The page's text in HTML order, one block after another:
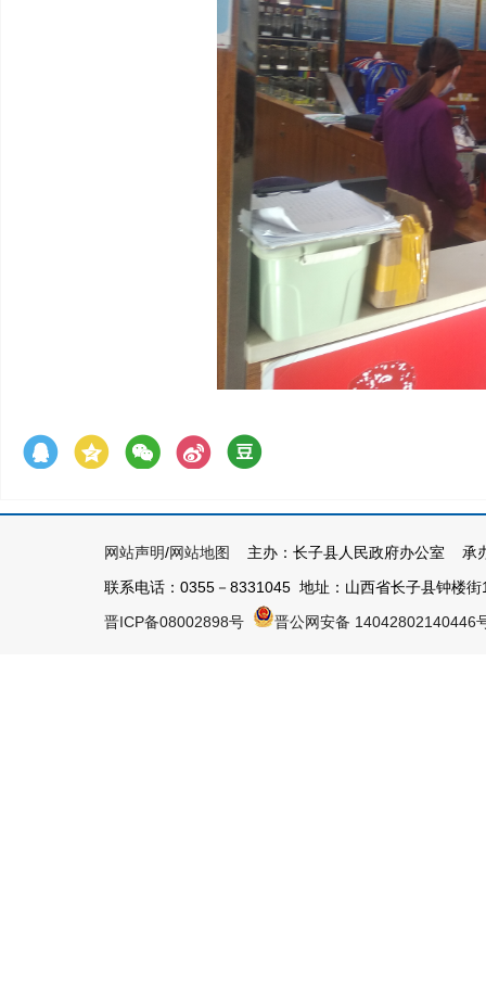
网站声明/网站地图
主办：长子县人民政府办公室 承
联系电话：0355－8331045 地址：山西省长子县钟楼
晋ICP备08002898号
晋公网安备 14042802140446